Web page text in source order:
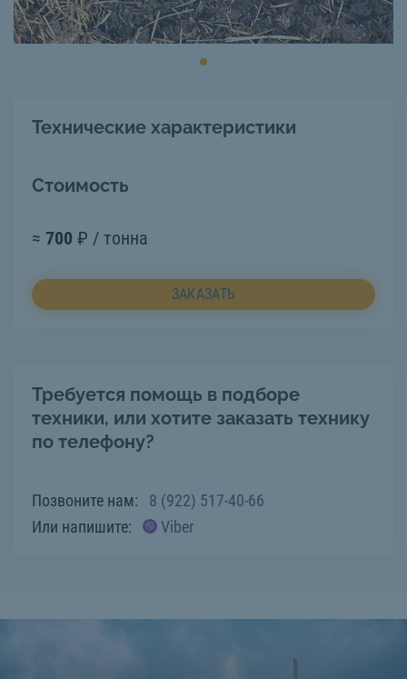
Технические характеристики
Стоимость
≈ 700 ₽ / тонна
ЗАКАЗАТЬ
Требуется помощь в подборе
техники, или хотите заказать технику
по телефону?
Позвоните нам:
8 (922) 517-40-66
Или напишите:
Viber